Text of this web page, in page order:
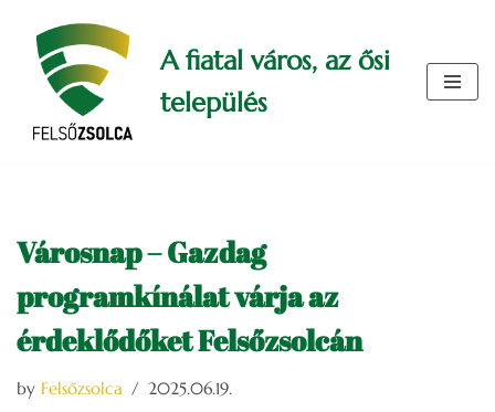
Skip
content
A fiatal város, az ősi
település
Városnap – Gazdag
programkínálat várja az
érdeklődőket Felsőzsolcán
by Felsőzsolca 2025.06.19.